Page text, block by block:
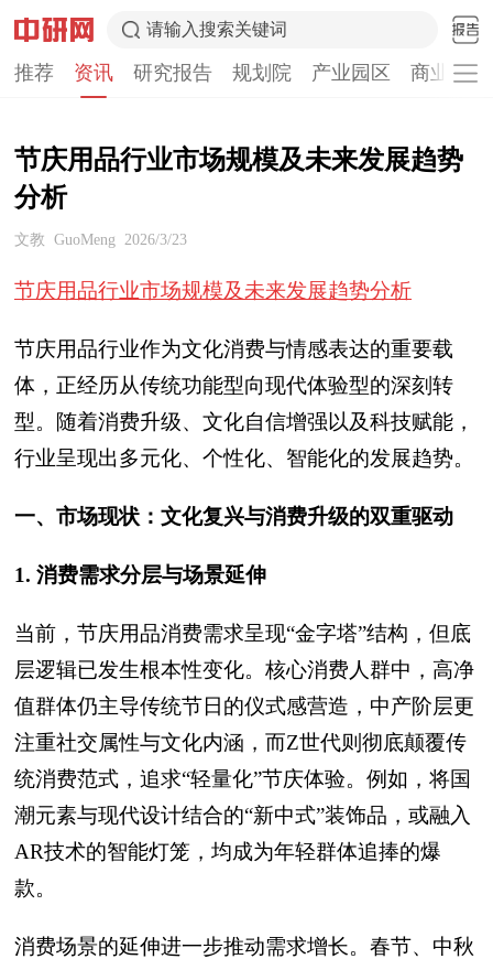
请输入搜索关键词
推荐 资讯 研究报告 规划院 产业园区 商业计
节庆用品行业市场规模及未来发展趋势
分析
文教 GuoMeng 2026/3/23
节庆用品行业市场规模及未来发展趋势分析
节庆用品行业作为文化消费与情感表达的重要载
体，正经历从传统功能型向现代体验型的深刻转
型。随着消费升级、文化自信增强以及科技赋能，
行业呈现出多元化、个性化、智能化的发展趋势。
一、市场现状：文化复兴与消费升级的双重驱动
1. 消费需求分层与场景延伸
当前，节庆用品消费需求呈现“金字塔”结构，但底
层逻辑已发生根本性变化。核心消费人群中，高净
值群体仍主导传统节日的仪式感营造，中产阶层更
注重社交属性与文化内涵，而Z世代则彻底颠覆传
统消费范式，追求“轻量化”节庆体验。例如，将国
潮元素与现代设计结合的“新中式”装饰品，或融入
AR技术的智能灯笼，均成为年轻群体追捧的爆
款。
消费场景的延伸进一步推动需求增长。春节、中秋